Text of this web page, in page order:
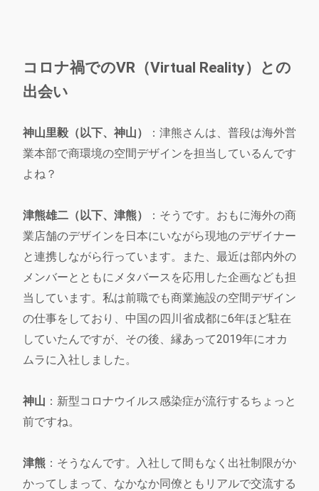
コロナ禍でのVR（Virtual Reality）との
出会い
神山里毅（以下、神山）
：津熊さんは、普段は海外営
業本部で商環境の空間デザインを担当しているんです
よね？
津熊雄二（以下、津熊）
：そうです。おもに海外の商
業店舗のデザインを日本にいながら現地のデザイナー
と連携しながら行っています。また、最近は部内外の
メンバーとともにメタバースを応用した企画なども担
当しています。私は前職でも商業施設の空間デザイン
の仕事をしており、中国の四川省成都に6年ほど駐在
していたんですが、その後、縁あって2019年にオカ
ムラに入社しました。
神山 ：新型コロナウイルス感染症が流行するちょっと
前ですね。
津熊 ：そうなんです。入社して間もなく出社制限がか
かってしまって、なかなか同僚ともリアルで交流する